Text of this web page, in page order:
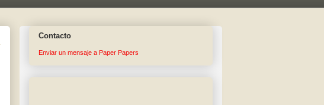
Contacto
Enviar un mensaje a Paper Papers